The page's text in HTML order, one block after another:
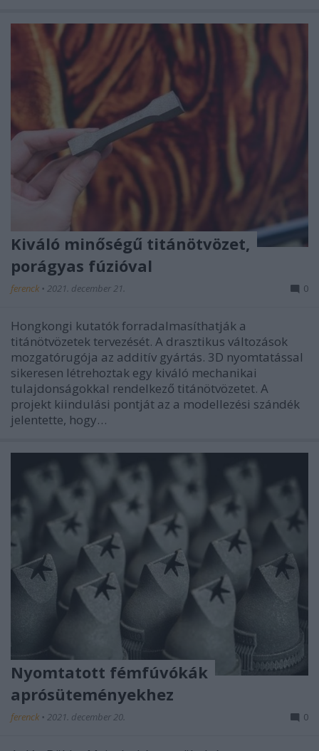
Kiváló minőségű titánötvözet,
porágyas fúzióval
ferenck • 2021. december 21. 0
Hongkongi kutatók forradalmasíthatják a
titánötvözetek tervezését. A drasztikus változások
mozgatórugója az additív gyártás. 3D nyomtatással
sikeresen létrehoztak egy kiváló mechanikai
tulajdonságokkal rendelkező titánötvözetet. A
projekt kiindulási pontját az a modellezési szándék
jelentette, hogy…
Nyomtatott fémfúvókák
aprósüteményekhez
ferenck • 2021. december 20. 0